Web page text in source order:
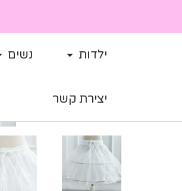
ילדות נשים
יצירת קשר